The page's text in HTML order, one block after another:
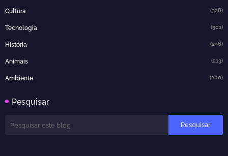
Cultura (328)
Tecnologia (301)
História (246)
Animais (213)
Ambiente (200)
Pesquisar